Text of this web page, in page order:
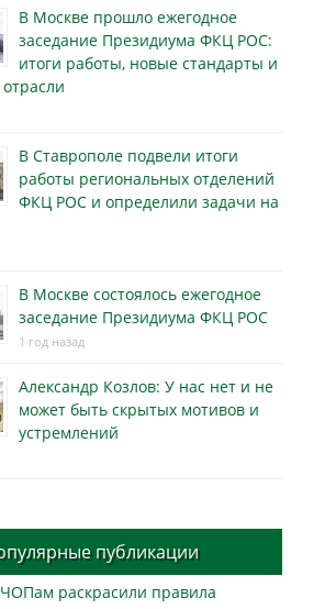
В Москве прошло ежегодное
заседание Президиума ФКЦ РОС:
итоги работы, новые стандарты и
В Ставрополе подвели итоги
работы региональных отделений
ФКЦ РОС и определили задачи на
В Москве состоялось ежегодное
заседание Президиума ФКЦ РОС
1 год назад
Александр Козлов: У нас нет и не
может быть скрытых мотивов и
устремлений
публикации
ЧОПам раскрасили правила